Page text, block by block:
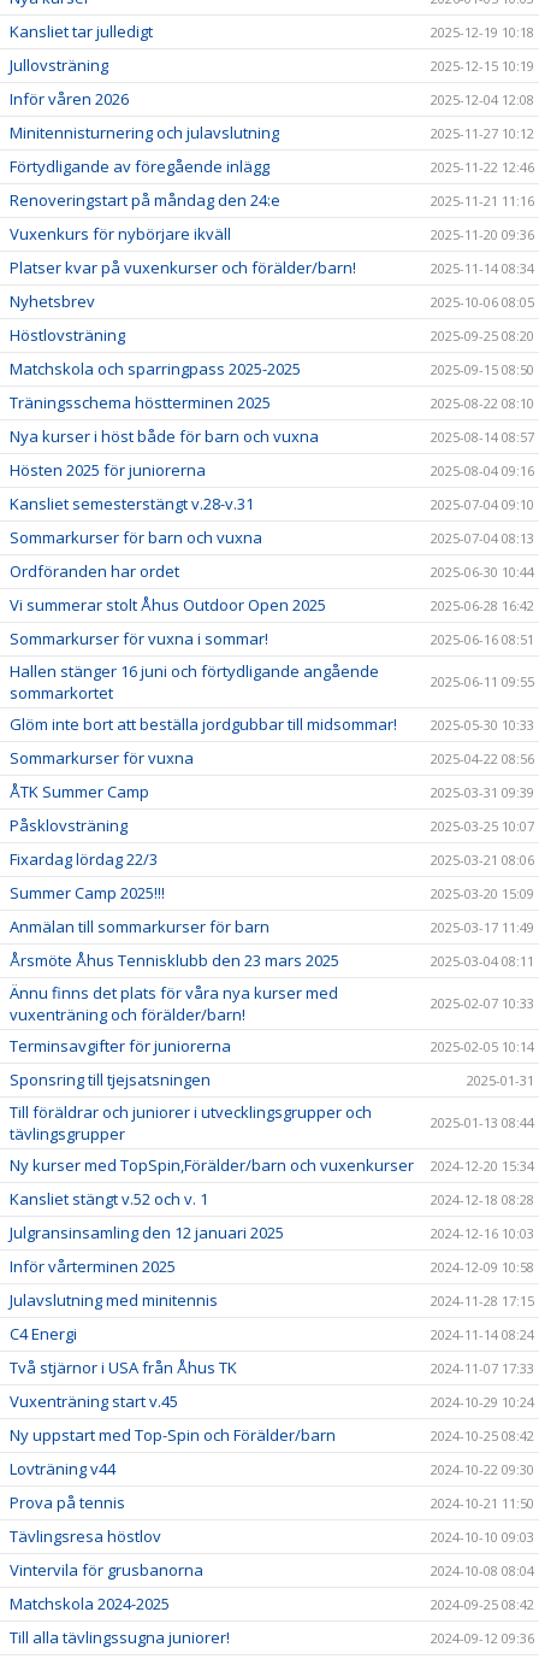
Kansliet tar julledigt 2025-12-19 10:18
Jullovsträning 2025-12-15 10:19
Inför våren 2026 2025-12-04 12:08
Minitennisturnering och julavslutning 2025-11-27 10:12
Förtydligande av föregående inlägg 2025-11-22 12:46
Renoveringstart på måndag den 24:e 2025-11-21 11:16
Vuxenkurs för nybörjare ikväll 2025-11-20 09:36
Platser kvar på vuxenkurser och förälder/barn! 2025-11-14 08:34
Nyhetsbrev 2025-10-06 08:05
Höstlovsträning 2025-09-25 08:20
Matchskola och sparringpass 2025-2025 2025-09-15 08:50
Träningsschema höstterminen 2025 2025-08-22 08:10
Nya kurser i höst både för barn och vuxna 2025-08-14 08:57
Hösten 2025 för juniorerna 2025-08-04 09:16
Kansliet semesterstängt v.28-v.31 2025-07-04 09:10
Sommarkurser för barn och vuxna 2025-07-04 08:13
Ordföranden har ordet 2025-06-30 10:44
Vi summerar stolt Åhus Outdoor Open 2025 2025-06-28 16:42
Sommarkurser för vuxna i sommar! 2025-06-16 08:51
Hallen stänger 16 juni och förtydligande angående
sommarkortet
2025-06-11 09:55
Glöm inte bort att beställa jordgubbar till midsommar! 2025-05-30 10:33
Sommarkurser för vuxna 2025-04-22 08:56
ÅTK Summer Camp 2025-03-31 09:39
Påsklovsträning 2025-03-25 10:07
Fixardag lördag 22/3 2025-03-21 08:06
Summer Camp 2025!!! 2025-03-20 15:09
Anmälan till sommarkurser för barn 2025-03-17 11:49
Årsmöte Åhus Tennisklubb den 23 mars 2025 2025-03-04 08:11
Ännu finns det plats för våra nya kurser med
vuxenträning och förälder/barn!
2025-02-07 10:33
Terminsavgifter för juniorerna 2025-02-05 10:14
Sponsring till tjejsatsningen 2025-01-31
Till föräldrar och juniorer i utvecklingsgrupper och
tävlingsgrupper
2025-01-13 08:44
Ny kurser med TopSpin,Förälder/barn och vuxenkurser 2024-12-20 15:34
Kansliet stängt v.52 och v. 1 2024-12-18 08:28
Julgransinsamling den 12 januari 2025 2024-12-16 10:03
Inför vårterminen 2025 2024-12-09 10:58
Julavslutning med minitennis 2024-11-28 17:15
C4 Energi 2024-11-14 08:24
Två stjärnor i USA från Åhus TK 2024-11-07 17:33
Vuxenträning start v.45 2024-10-29 10:24
Ny uppstart med Top-Spin och Förälder/barn 2024-10-25 08:42
Lovträning v44 2024-10-22 09:30
Prova på tennis 2024-10-21 11:50
Tävlingsresa höstlov 2024-10-10 09:03
Vintervila för grusbanorna 2024-10-08 08:04
Matchskola 2024-2025 2024-09-25 08:42
Till alla tävlingssugna juniorer! 2024-09-12 09:36